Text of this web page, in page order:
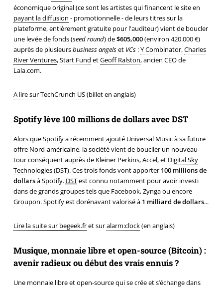
économique original (ce sont les artistes qui financent le site en
payant la diffusion - promotionnelle - de leurs titres sur la
plateforme, entièrement gratuite pour l'auditeur) vient de boucler
une levée de fonds (seed round) de$605,000(environ 420.000 €)
auprès de plusieursbusiness angelset VCs:Y Combinator,Charles
River Ventures,Start Fund etGeoff Ralston, ancien CEOde
Lala.com.
A lire sur TechCrunch US(billet en anglais)
Spotify lève 100 millions de dollars avec DST
Alors que Spotify a récemment ajouté Universal Music à sa future
offre Nord-américaine, la société vient de bouclier un nouveau
tour conséquent auprès de Kleiner Perkins, Accel, et Digital Sky
Technologies(DST). Ces trois fonds vont apporter 100 millions de
dollarsà Spotify. DSTest connu notamment pour avoir investi
dans de grands groupes tels que Facebook, Zynga ou encore
Groupon. Spotify est dorénavant valorisé à 1 milliard de dollars...
Lire la suite sur begeek.fret suralarm:clock(en anglais)
Musique, monnaie libre et open-source (Bitcoin) :
avenir radieux ou début des vrais ennuis ?
Une monnaie libre et open-source qui se crée et s’échange dans